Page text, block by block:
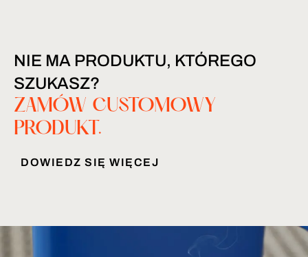
NIE MA PRODUKTU, KTÓREGO
SZUKASZ?
ZAMÓW CUSTOMOWY
PRODUKT.
DOWIEDZ SIĘ WIĘCEJ